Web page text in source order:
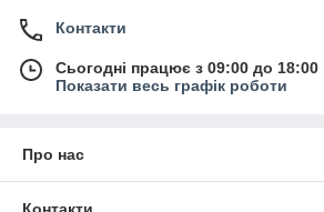
Контакти
Сьогодні працює з 09:00 до 18:00
Показати весь графік роботи
Про нас